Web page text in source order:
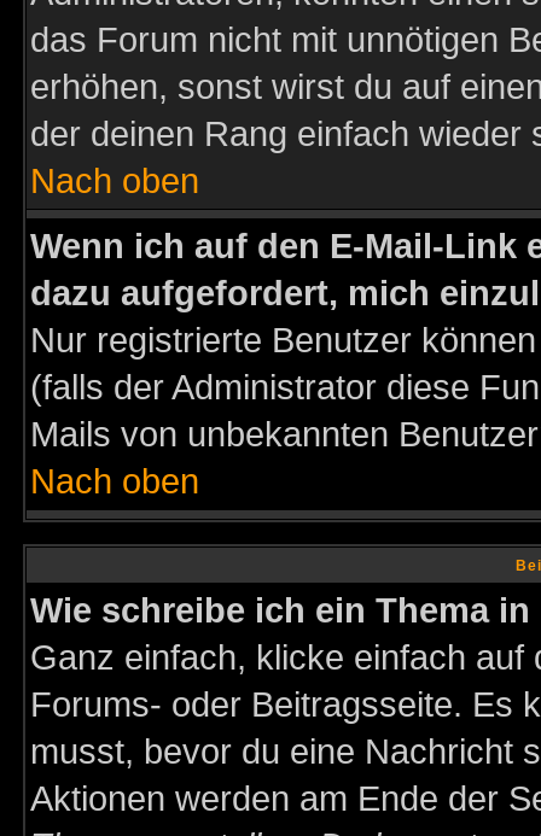
das Forum nicht mit unnötigen
erhöhen, sonst wirst du auf
der deinen Rang einfach wieder
Nach oben
Wenn ich auf den E-Mail-Link
dazu aufgefordert, mich
Nur registrierte Benutzer
(falls der Administrator diese
Mails von unbekannten
Nach oben
Wie schreibe ich ein Thema
Ganz einfach, klicke einfach
Forums- oder Beitragsseite. Es
musst, bevor du eine Nachricht
Aktionen werden am Ende der